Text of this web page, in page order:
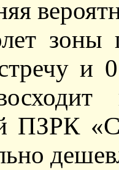
зоны
и
ПЗРК